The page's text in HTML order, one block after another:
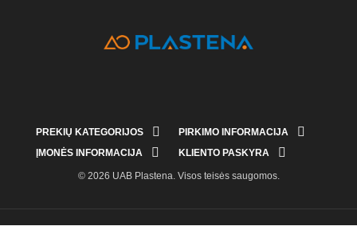
PREKIŲ KATEGORIJOS  PIRKIMO INFORMACIJA 
ĮMONĖS INFORMACIJA  KLIENTO PASKYRA 
© 2026 UAB Plastena. Visos teisės saugomos.